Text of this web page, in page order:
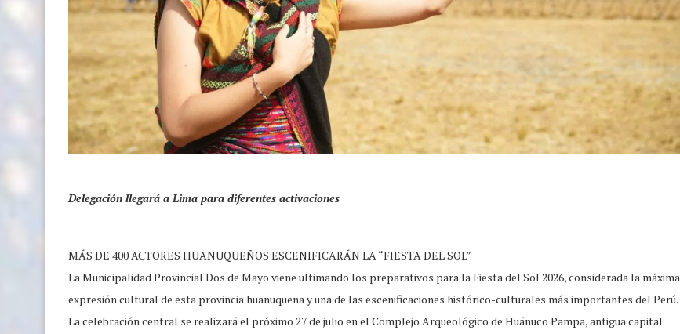
Delegación llegará a Lima para diferentes activaciones
MÁS DE 400 ACTORES HUANUQUEÑOS ESCENIFICARÁN LA “FIESTA DEL SOL”
La Municipalidad Provincial Dos de Mayo viene ultimando los preparativos para la Fiesta del Sol 2026, considerada la máxima
expresión cultural de esta provincia huanuqueña y una de las escenificaciones histórico-culturales más importantes del Perú.
La celebración central se realizará el próximo 27 de julio en el Complejo Arqueológico de Huánuco Pampa, antigua capital